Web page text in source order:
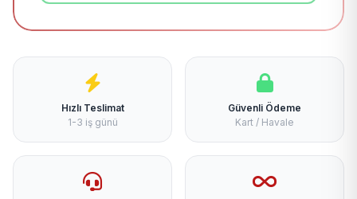
Hızlı Teslimat
1-3 iş günü
Güvenli Ödeme
Kart / Havale